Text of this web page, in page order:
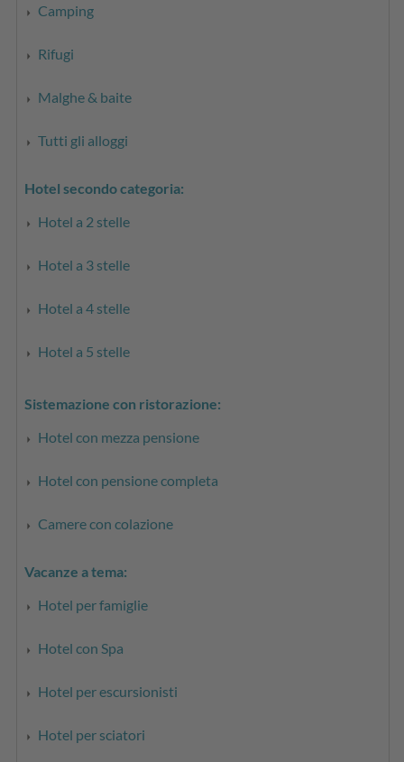
Camping
Rifugi
Malghe & baite
Tutti gli alloggi
Hotel secondo categoria:
Hotel a 2 stelle
Hotel a 3 stelle
Hotel a 4 stelle
Hotel a 5 stelle
Sistemazione con ristorazione:
Hotel con mezza pensione
Hotel con pensione completa
Camere con colazione
Vacanze a tema:
Hotel per famiglie
Hotel con Spa
Hotel per escursionisti
Hotel per sciatori